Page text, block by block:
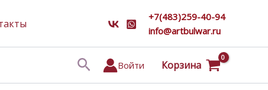
+7(483)259-40-94
info@artbulwar.ru
ПоискВойти Корзина